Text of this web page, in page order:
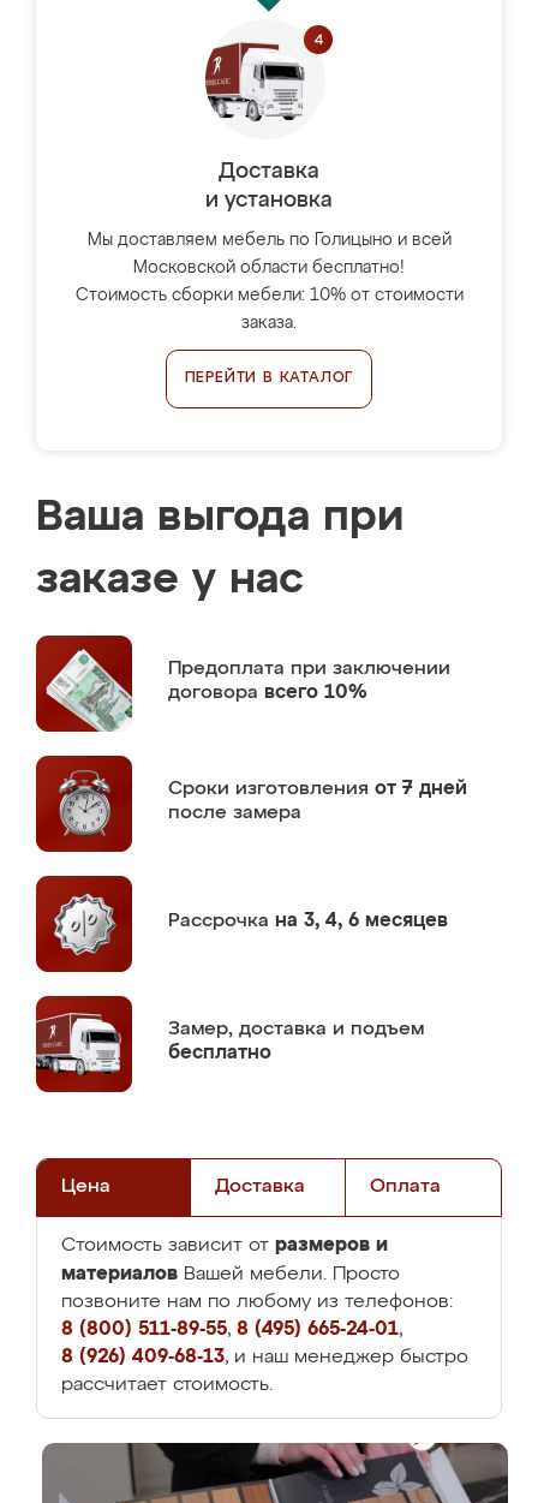
Доставка
и установка
Мы доставляем мебель по Голицыно и всей
Московской области бесплатно!
Стоимость сборки мебели: 10% от стоимости
заказа.
ПЕРЕЙТИ В КАТАЛОГ
Ваша выгода при
заказе у нас
Предоплата при заключении
договора всего 10%
Сроки изготовления от 7 дней
после замера
Рассрочка на 3, 4, 6 месяцев
Замер, доставка и подъем
бесплатно
Цена Доставка Оплата
Стоимость зависит от размеров и
материалов Вашей мебели. Просто
позвоните нам по любому из телефонов:
8 (800) 511-89-55, 8 (495) 665-24-01,
8 (926) 409-68-13, и наш менеджер быстро
рассчитает стоимость.